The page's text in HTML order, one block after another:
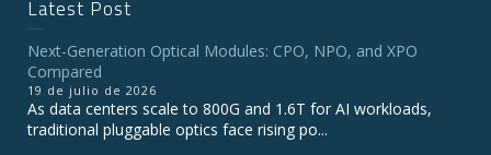
Latest Post
Next-Generation Optical Modules: CPO, NPO, and XPO
Compared
19 de julio de 2026
As data centers scale to 800G and 1.6T for AI workloads,
traditional pluggable optics face rising po...